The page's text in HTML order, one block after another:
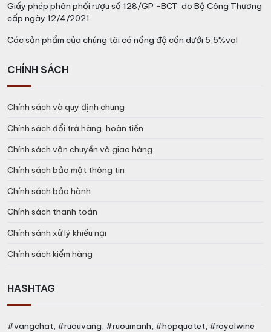
Giấy phép phân phối rượu số 128/GP -BCT do Bộ Công Thương
cấp ngày 12/4/2021
Các sản phẩm của chúng tôi có nồng độ cồn dưới 5,5%vol
CHÍNH SÁCH
Chính sách và quy định chung
Chính sách đổi trả hàng, hoàn tiền
Chính sách vận chuyển và giao hàng
Chính sách bảo mật thông tin
Chính sách bảo hành
Chính sách thanh toán
Chính sánh xử lý khiếu nại
Chính sách kiểm hàng
HASHTAG
#vangchat, #ruouvang, #ruoumanh, #hopquatet, #royalwine